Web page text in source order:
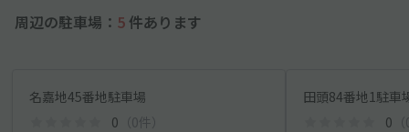
周辺の駐車場： 5 件あります
名嘉地45番地駐車場
0 （0件）
田頭84番地1駐車
0